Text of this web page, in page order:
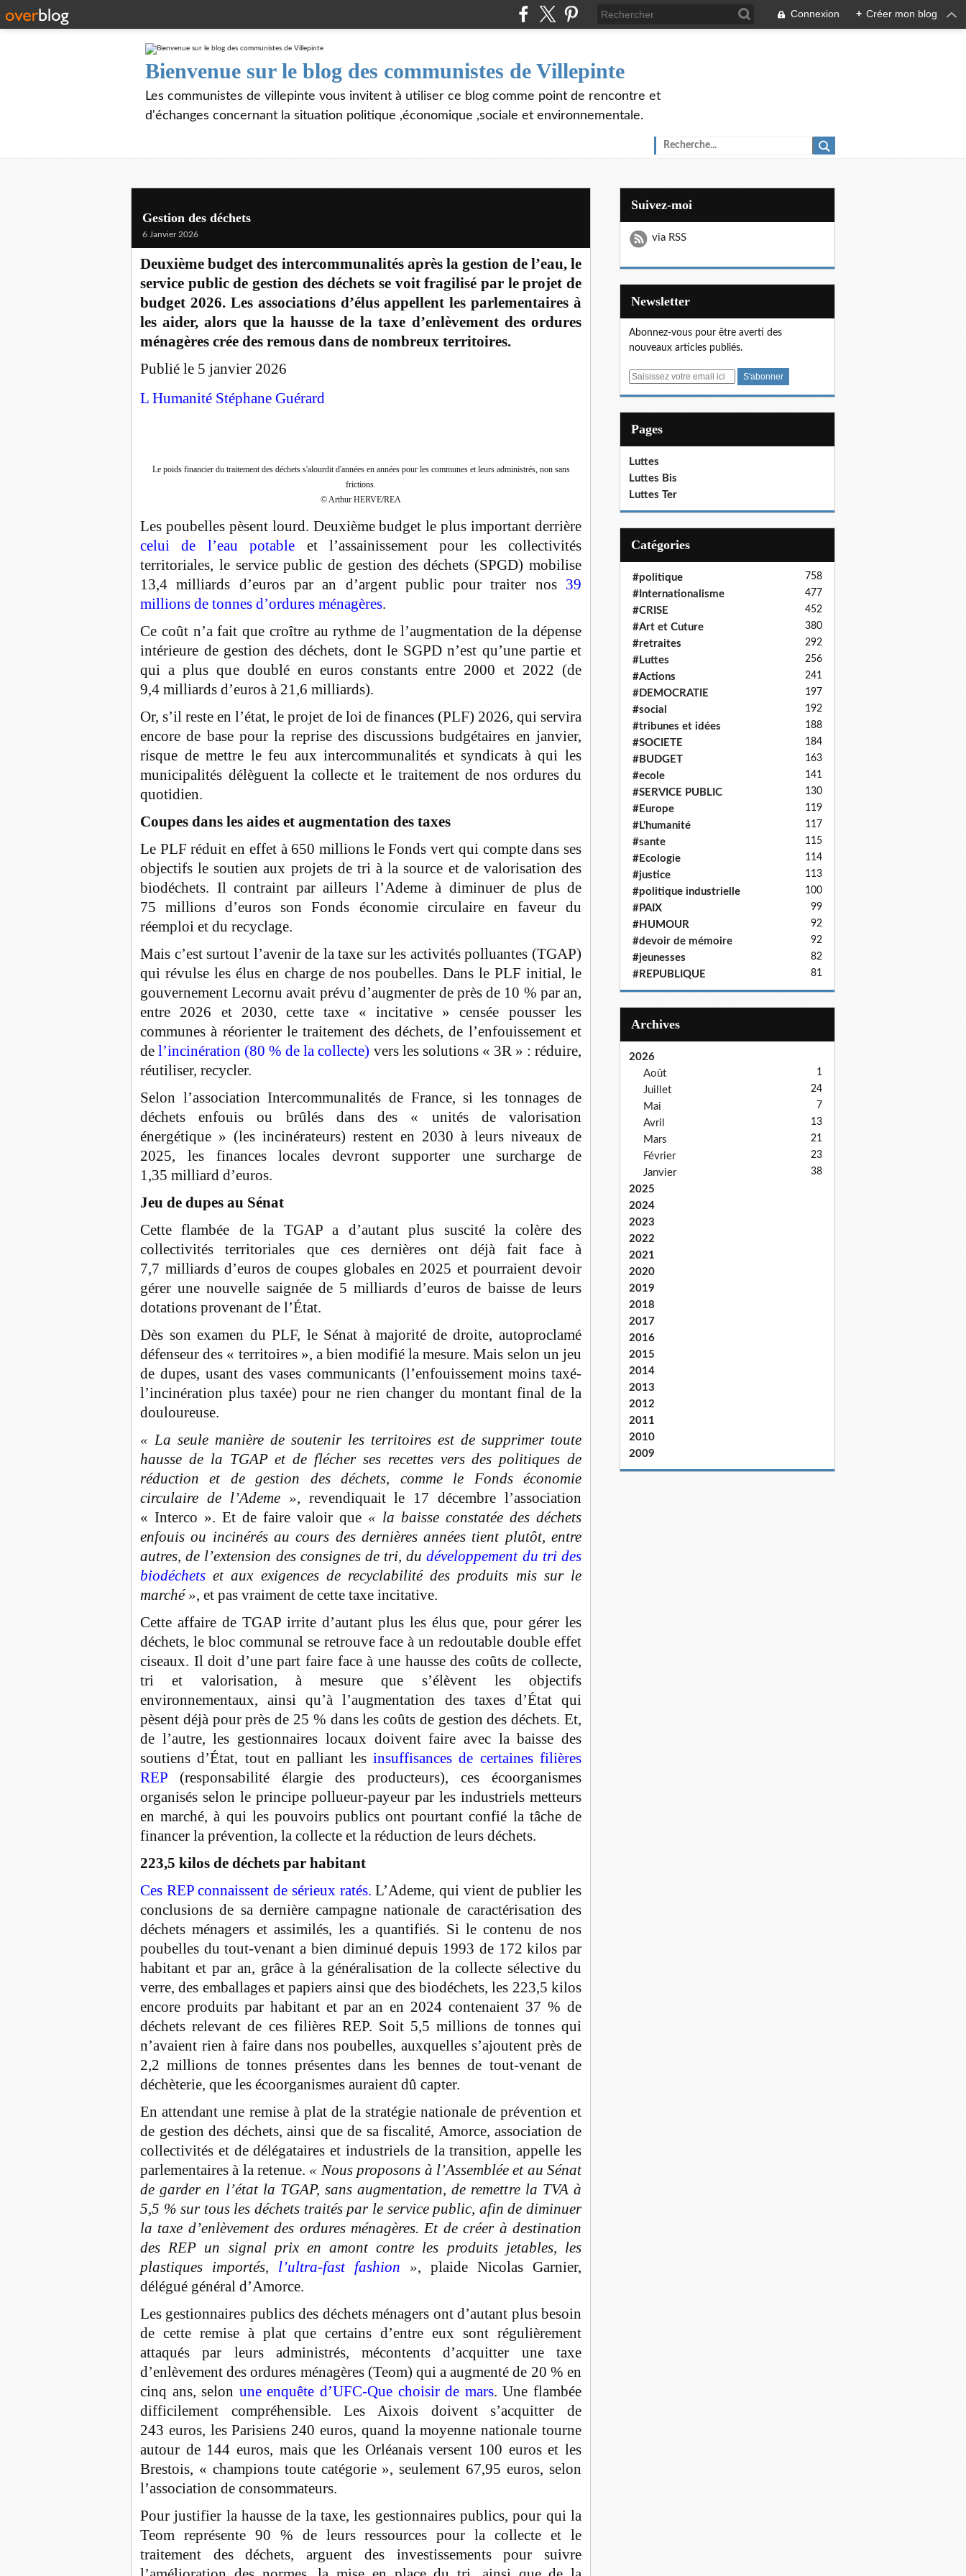
Connexion + Créer mon blog
Bienvenue sur le blog des communistes de Villepinte
Les communistes de villepinte vous invitent à utiliser ce blog comme point de rencontre et
d'échanges concernant la situation politique ,économique ,sociale et environnementale.
Gestion des déchets
6 Janvier 2026
Deuxième budget des intercommunalités après la gestion de l’eau, le
service public de gestion des déchets se voit fragilisé par le projet de
budget 2026. Les associations d’élus appellent les parlementaires à
les aider, alors que la hausse de la taxe d’enlèvement des ordures
ménagères crée des remous dans de nombreux territoires.
Publié le 5 janvier 2026
L Humanité Stéphane Guérard
Le poids financier du traitement des déchets s'alourdit d'années en années pour les communes et leurs administrés, non sans
frictions.
© Arthur HERVE/REA
Les poubelles pèsent lourd. Deuxième budget le plus important derrière
celui de l’eau potable et l’assainissement pour les collectivités
territoriales, le service public de gestion des déchets (SPGD) mobilise
13,4 milliards d’euros par an d’argent public pour traiter nos 39
millions de tonnes d’ordures ménagères.
Ce coût n’a fait que croître au rythme de l’augmentation de la dépense
intérieure de gestion des déchets, dont le SGPD n’est qu’une partie et
qui a plus que doublé en euros constants entre 2000 et 2022 (de
9,4 milliards d’euros à 21,6 milliards).
Or, s’il reste en l’état, le projet de loi de finances (PLF) 2026, qui servira
encore de base pour la reprise des discussions budgétaires en janvier,
risque de mettre le feu aux intercommunalités et syndicats à qui les
municipalités délèguent la collecte et le traitement de nos ordures du
quotidien.
Coupes dans les aides et augmentation des taxes
Le PLF réduit en effet à 650 millions le Fonds vert qui compte dans ses
objectifs le soutien aux projets de tri à la source et de valorisation des
biodéchets. Il contraint par ailleurs l’Ademe à diminuer de plus de
75 millions d’euros son Fonds économie circulaire en faveur du
réemploi et du recyclage.
Mais c’est surtout l’avenir de la taxe sur les activités polluantes (TGAP)
qui révulse les élus en charge de nos poubelles. Dans le PLF initial, le
gouvernement Lecornu avait prévu d’augmenter de près de 10 % par an,
entre 2026 et 2030, cette taxe « incitative » censée pousser les
communes à réorienter le traitement des déchets, de l’enfouissement et
del’incinération (80 % de la collecte) vers les solutions « 3R » : réduire,
réutiliser, recycler.
Selon l’association Intercommunalités de France, si les tonnages de
déchets enfouis ou brûlés dans des « unités de valorisation
énergétique » (les incinérateurs) restent en 2030 à leurs niveaux de
2025, les finances locales devront supporter une surcharge de
1,35 milliard d’euros.
Jeu de dupes au Sénat
Cette flambée de la TGAP a d’autant plus suscité la colère des
collectivités territoriales que ces dernières ont déjà fait face à
7,7 milliards d’euros de coupes globales en 2025 et pourraient devoir
gérer une nouvelle saignée de 5 milliards d’euros de baisse de leurs
dotations provenant de l’État.
Dès son examen du PLF, le Sénat à majorité de droite, autoproclamé
défenseur des « territoires », a bien modifié la mesure. Mais selon un jeu
de dupes, usant des vases communicants (l’enfouissement moins taxé-
l’incinération plus taxée) pour ne rien changer du montant final de la
douloureuse.
« La seule manière de soutenir les territoires est de supprimer toute
hausse de la TGAP et de flécher ses recettes vers des politiques de
réduction et de gestion des déchets, comme le Fonds économie
circulaire de l’Ademe », revendiquait le 17 décembre l’association
« Interco ». Et de faire valoir que « la baisse constatée des déchets
enfouis ou incinérés au cours des dernières années tient plutôt, entre
autres, de l’extension des consignes de tri, dudéveloppement du tri des
biodéchetset aux exigences de recyclabilité des produits mis sur le
marché », et pas vraiment de cette taxe incitative.
Cette affaire de TGAP irrite d’autant plus les élus que, pour gérer les
déchets, le bloc communal se retrouve face à un redoutable double effet
ciseaux. Il doit d’une part faire face à une hausse des coûts de collecte,
tri et valorisation, à mesure que s’élèvent les objectifs
environnementaux, ainsi qu’à l’augmentation des taxes d’État qui
pèsent déjà pour près de 25 % dans les coûts de gestion des déchets. Et,
de l’autre, les gestionnaires locaux doivent faire avec la baisse des
soutiens d’État, tout en palliant lesinsuffisances de certaines filières
REP (responsabilité élargie des producteurs), ces écoorganismes
organisés selon le principe pollueur-payeur par les industriels metteurs
en marché, à qui les pouvoirs publics ont pourtant confié la tâche de
financer la prévention, la collecte et la réduction de leurs déchets.
223,5 kilos de déchets par habitant
Ces REP connaissent de sérieux ratés. L’Ademe, qui vient de publier les
conclusions de sa dernière campagne nationale de caractérisation des
déchets ménagers et assimilés, les a quantifiés. Si le contenu de nos
poubelles du tout-venant a bien diminué depuis 1993 de 172 kilos par
habitant et par an, grâce à la généralisation de la collecte sélective du
verre, des emballages et papiers ainsi que des biodéchets, les 223,5 kilos
encore produits par habitant et par an en 2024 contenaient 37 % de
déchets relevant de ces filières REP. Soit 5,5 millions de tonnes qui
n’avaient rien à faire dans nos poubelles, auxquelles s’ajoutent près de
2,2 millions de tonnes présentes dans les bennes de tout-venant de
déchèterie, que les écoorganismes auraient dû capter.
En attendant une remise à plat de la stratégie nationale de prévention et
de gestion des déchets, ainsi que de sa fiscalité, Amorce, association de
collectivités et de délégataires et industriels de la transition, appelle les
parlementaires à la retenue. « Nous proposons à l’Assemblée et au Sénat
de garder en l’état la TGAP, sans augmentation, de remettre la TVA à
5,5 % sur tous les déchets traités par le service public, afin de diminuer
la taxe d’enlèvement des ordures ménagères. Et de créer à destination
des REP un signal prix en amont contre les produits jetables, les
plastiques importés, l’ultra-fast fashion », plaide Nicolas Garnier,
délégué général d’Amorce.
Les gestionnaires publics des déchets ménagers ont d’autant plus besoin
de cette remise à plat que certains d’entre eux sont régulièrement
attaqués par leurs administrés, mécontents d’acquitter une taxe
d’enlèvement des ordures ménagères (Teom) qui a augmenté de 20 % en
cinq ans, selon une enquête d’UFC-Que choisir de mars. Une flambée
difficilement compréhensible. Les Aixois doivent s’acquitter de
243 euros, les Parisiens 240 euros, quand la moyenne nationale tourne
autour de 144 euros, mais que les Orléanais versent 100 euros et les
Brestois, « champions toute catégorie », seulement 67,95 euros, selon
l’association de consommateurs.
Pour justifier la hausse de la taxe, les gestionnaires publics, pour qui la
Teom représente 90 % de leurs ressources pour la collecte et le
traitement des déchets, arguent des investissements pour suivre
Suivez-moi
via RSS
Newsletter
Abonnez-vous pour être averti des
nouveaux articles publiés.
E
Pages
Luttes
Luttes Bis
Luttes Ter
Catégories
#politique 758
#Internationalisme 477
#CRISE 452
#Art et Cuture 380
#retraites 292
#Luttes 256
#Actions 241
#DEMOCRATIE 197
#social 192
#tribunes et idées 188
#SOCIETE 184
#BUDGET 163
#ecole 141
#SERVICE PUBLIC 130
#Europe 119
#L'humanité 117
#sante 115
#Ecologie 114
#justice 113
#politique industrielle 100
#PAIX 99
#HUMOUR 92
#devoir de mémoire 92
#jeunesses 82
#REPUBLIQUE 81
Archives
2026
Août
1
Juillet 24
Mai 7
Avril 13
Mars 21
Février 23
Janvier 38
2025
2024
2023
2022
2021
2020
2019
2018
2017
2016
2015
2014
2013
2012
2011
2010
2009